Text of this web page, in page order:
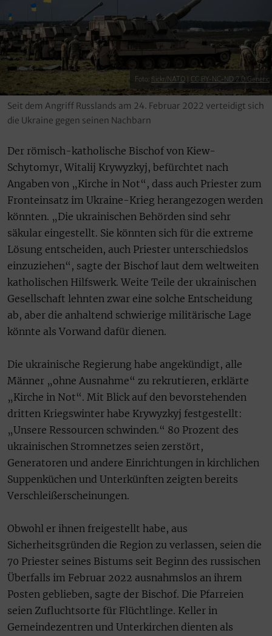
Foto: flickr/NATO CC BY-NC-ND 2.0 Generic
Seit dem Angriff Russlands am 24. Februar 2022 verteidigt sich
die Ukraine gegen seinen Nachbarn
Der römisch-katholische Bischof von Kiew-
Schytomyr, Witalij Krywyzkyj, befürchtet nach
Angaben von „Kirche in Not“, dass auch Priester zum
Fronteinsatz im Ukraine-Krieg herangezogen werden
könnten. „Die ukrainischen Behörden sind sehr
säkular eingestellt. Sie könnten sich für die extreme
Lösung entscheiden, auch Priester unterschiedslos
einzuziehen“, sagte der Bischof laut dem weltweiten
katholischen Hilfswerk. Weite Teile der ukrainischen
Gesellschaft lehnten zwar eine solche Entscheidung
ab, aber die anhaltend schwierige militärische Lage
könnte als Vorwand dafür dienen.
Die ukrainische Regierung habe angekündigt, alle
Männer „ohne Ausnahme“ zu rekrutieren, erklärte
„Kirche in Not“. Mit Blick auf den bevorstehenden
dritten Kriegswinter habe Krywyzkyj festgestellt:
„Unsere Ressourcen schwinden.“ 80 Prozent des
ukrainischen Stromnetzes seien zerstört,
Generatoren und andere Einrichtungen in kirchlichen
Suppenküchen und Unterkünften zeigten bereits
Verschleißerscheinungen.
Obwohl er ihnen freigestellt habe, aus
Sicherheitsgründen die Region zu verlassen, seien die
70 Priester seines Bistums seit Beginn des russischen
Überfalls im Februar 2022 ausnahmslos an ihrem
Posten geblieben, sagte der Bischof. Die Pfarreien
seien Zufluchtsorte für Flüchtlinge. Keller in
Gemeindezentren und Unterkirchen dienten als